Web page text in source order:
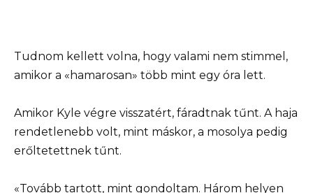
Tudnom kellett volna, hogy valami nem stimmel,
amikor a «hamarosan» több mint egy óra lett.
Amikor Kyle végre visszatért, fáradtnak tűnt. A haja
rendetlenebb volt, mint máskor, a mosolya pedig
erőltetettnek tűnt.
«Tovább tartott, mint gondoltam. Három helyen